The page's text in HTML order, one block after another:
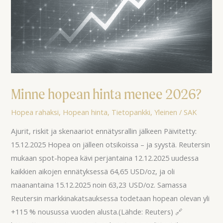
Minne hopean hinta menee 2026?
Hopea rahaksi, Hopean hinta, Tietopankki,Yleinen / SAK
Ajurit, riskit ja skenaariot ennätysrallin jälkeen Päivitetty:
15.12.2025 Hopea on jälleen otsikoissa – ja syystä. Reutersin
mukaan spot-hopea kävi perjantaina 12.12.2025 uudessa
kaikkien aikojen ennätyksessä 64,65 USD/oz, ja oli
maanantaina 15.12.2025 noin 63,23 USD/oz. Samassa
Reutersin markkinakatsauksessa todetaan hopean olevan yli
+115 % nousussa vuoden alusta.(Lähde: Reuters) 🔗